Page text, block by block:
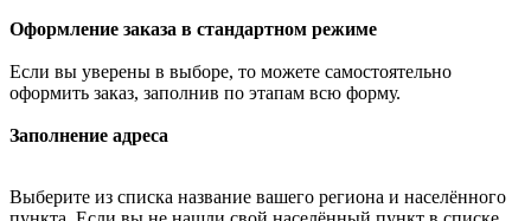
Оформление заказа в стандартном режиме
Если вы уверены в выборе, то можете самостоятельно
оформить заказ, заполнив по этапам всю форму.
Заполнение адреса
Выберите из списка название вашего региона и населённого